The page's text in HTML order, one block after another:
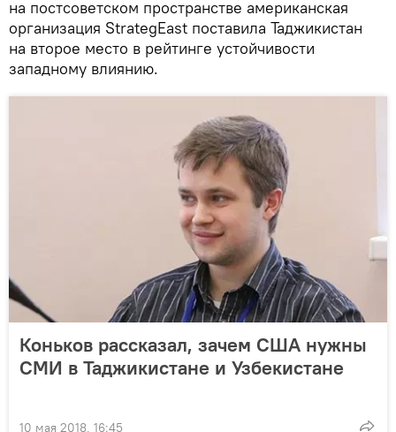
на постсоветском пространстве американская
организация StrategEast поставила Таджикистан
на второе место в рейтинге устойчивости
западному влиянию.
Коньков рассказал, зачем США нужны
СМИ в Таджикистане и Узбекистане
10 мая 2018, 16:45